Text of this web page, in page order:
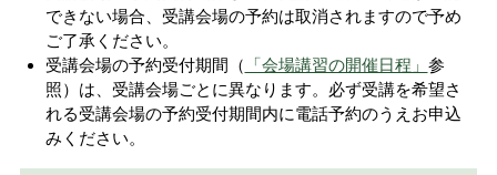
できない場合、受講会場の予約は取消されますので予め
ご了承ください。
受講会場の予約受付期間（ 「会場講習の開催日程」 参
照）は、受講会場ごとに異なります。必ず受講を希望さ
れる受講会場の予約受付期間内に電話予約のうえお申込
みください。